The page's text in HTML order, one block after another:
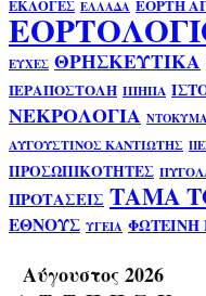
ΕΚΛΟΓΕΣ ΕΛΛΑΔΑ ΕΟΡΤΗ
ΕΥΧΕΣ ΘΡΗΣΚΕΥΤΙΚΑ
ΙΕΡΑΠΟΣΤΟΛΗ ΙΠΗΠΑ
ΝΕΚΡΟΛΟΓΙΑ
ΑΥΓΟΥΣΤΙΝΟΣ ΚΑΝΤΙΩΤΗΣ
ΠΡΟΣΩΠΙΚΟΤΗΤΕΣ
ΠΡΟΤΑΣΕΙΣ ΤΑΜΑ
ΕΘΝΟΥΣ ΥΓΕΙΑ
Αύγουστος 2026